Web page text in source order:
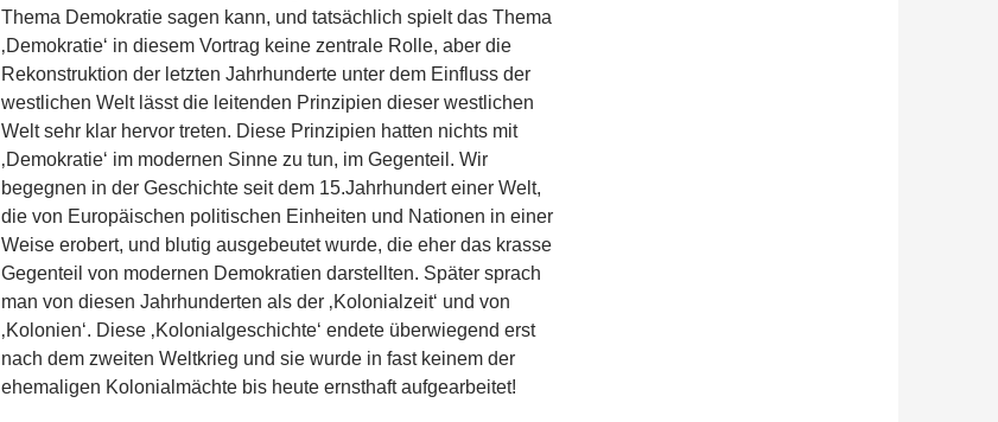
Thema Demokratie sagen kann, und tatsächlich spielt das Thema
‚Demokratie‘ in diesem Vortrag keine zentrale Rolle, aber die
Rekonstruktion der letzten Jahrhunderte unter dem Einfluss der
westlichen Welt lässt die leitenden Prinzipien dieser westlichen
Welt sehr klar hervor treten. Diese Prinzipien hatten nichts mit
‚Demokratie‘ im modernen Sinne zu tun, im Gegenteil. Wir
begegnen in der Geschichte seit dem 15.Jahrhundert einer Welt,
die von Europäischen politischen Einheiten und Nationen in einer
Weise erobert, und blutig ausgebeutet wurde, die eher das krasse
Gegenteil von modernen Demokratien darstellten. Später sprach
man von diesen Jahrhunderten als der ‚Kolonialzeit‘ und von
‚Kolonien‘. Diese ‚Kolonialgeschichte‘ endete überwiegend erst
nach dem zweiten Weltkrieg und sie wurde in fast keinem der
ehemaligen Kolonialmächte bis heute ernsthaft aufgearbeitet!